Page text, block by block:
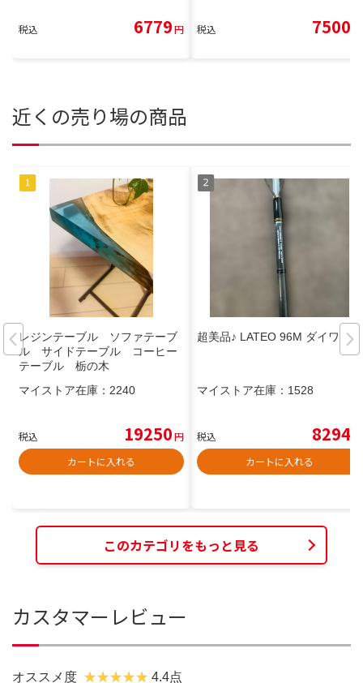
税込 6779円 税込 7500
近くの売り場の商品
レジンテーブル ソファテーブ
ル サイドテーブル コーヒー
テーブル 栃の木
マイストア在庫： 2240
税込 19250円
カートに入れる
超美品♪ LATEO 96M ダイワ
マイストア在庫： 1528
税込 8294
カートに入れる
このカテゴリをもっと見る
カスタマーレビュー
オススメ度 4.4点